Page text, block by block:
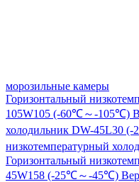
морозильные камеры
Горизонтальный
105W105 (-60℃～-105℃)
холодильник DW-45L30
низкотемпературный
Горизонтальный
45W158 (-25℃～-45℃)